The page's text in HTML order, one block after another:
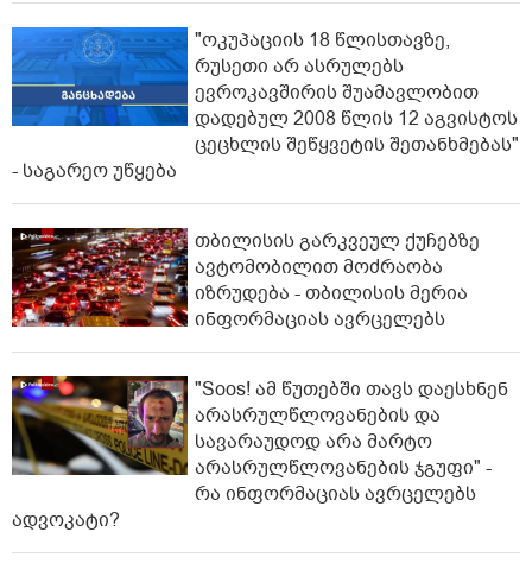
"ოკუპაციის 18 წლისთავზე,
რუსეთი არ ასრულებს
ევროკავშირის შუამავლობით
დადებულ 2008 წლის 12 აგვისტოს
ცეცხლის შეწყვეტის შეთანხმებას"
- საგარეო უწყება
თბილისის გარკვეულ ქუჩებზე
ავტომობილით მოძრაობა
იზრუდება - თბილისის მერია
ინფორმაციას ავრცელებს
"Soos! ამ წუთებში თავს დაესხნენ
არასრულწლოვანების და
სავარაუდოდ არა მარტო
არასრულწლოვანების ჯგუფი" -
რა ინფორმაციას ავრცელებს
ადვოკატი?